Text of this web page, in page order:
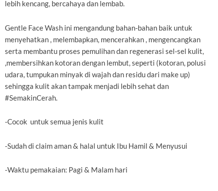
lebih kencang, bercahaya dan lembab.
Gentle Face Wash ini mengandung bahan-bahan baik untuk
menyehatkan , melembapkan, mencerahkan , mengencangkan
serta membantu proses pemulihan dan regenerasi sel-sel kulit,
,membersihkan kotoran dengan lembut, seperti (kotoran, polusi
udara, tumpukan minyak di wajah dan residu dari make up)
sehingga kulit akan tampak menjadi lebih sehat dan
#SemakinCerah.
-Cocok untuk semua jenis kulit
-Sudah di claim aman & halal untuk Ibu Hamil & Menyusui
-Waktu pemakaian: Pagi & Malam hari